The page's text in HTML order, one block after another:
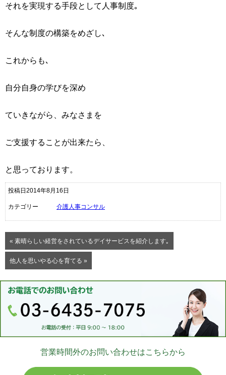
それを実現する手段として人事制度｡
そんな制度の構築をめざし､
これからも､
自分自身の学びを深め
ていきながら、みなさまを
ご支援することが出来たら、
と思っております。
投稿日2014年8月16日
カテゴリー 介護人事コンサル
« 素晴らしい経営をされているデイサービスを紹介します｡
他人を思いやる心を育てる »
営業時間外のお問い合わせはこちらから